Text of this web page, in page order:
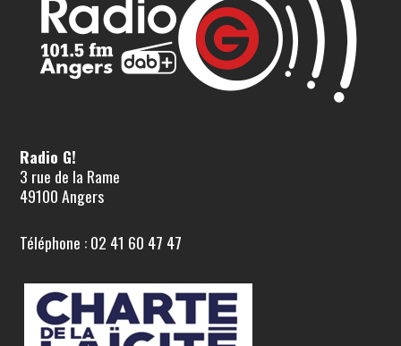
Radio G!
3 rue de la Rame
49100 Angers
Téléphone : 02 41 60 47 47